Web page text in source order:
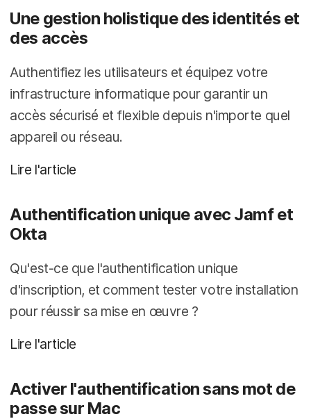
Une gestion holistique des identités et
des accès
Authentifiez les utilisateurs et équipez votre
infrastructure informatique pour garantir un
accès sécurisé et flexible depuis n'importe quel
appareil ou réseau.
Lire l'article
Authentification unique avec Jamf et
Okta
Qu'est-ce que l'authentification unique
d'inscription, et comment tester votre installation
pour réussir sa mise en œuvre ?
Lire l'article
Activer l'authentification sans mot de
passe sur Mac